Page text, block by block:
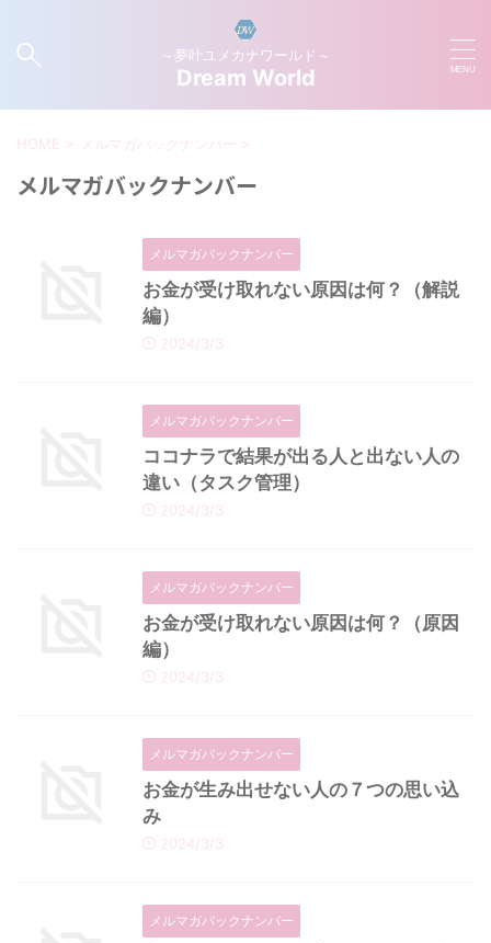
～夢叶ユメカナワールド～
Dream World
HOME > メルマガバックナンバー >
メルマガバックナンバー
メルマガバックナンバー
お金が受け取れない原因は何？（解説
編）
2024/3/3
メルマガバックナンバー
ココナラで結果が出る人と出ない人の
違い（タスク管理）
2024/3/3
メルマガバックナンバー
お金が受け取れない原因は何？（原因
編）
2024/3/3
メルマガバックナンバー
お金が生み出せない人の７つの思い込
み
2024/3/3
メルマガバックナンバー